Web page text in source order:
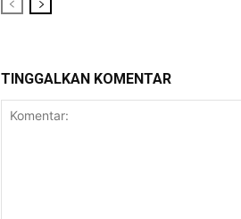
TINGGALKAN KOMENTAR